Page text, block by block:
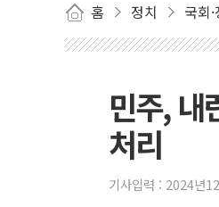
홈 정치 국회
민주, 내
처리
기사입력 : 2024년